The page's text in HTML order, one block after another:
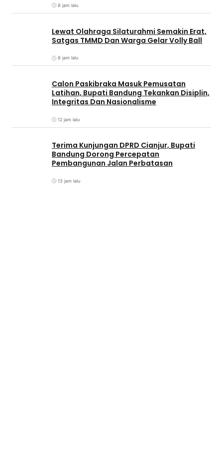
8 jam lalu
Lewat Olahraga Silaturahmi Semakin Erat,
Satgas TMMD Dan Warga Gelar Volly Ball
8 jam lalu
Calon Paskibraka Masuk Pemusatan
Latihan, Bupati Bandung Tekankan Disiplin,
Integritas Dan Nasionalisme
12 jam lalu
Terima Kunjungan DPRD Cianjur, Bupati
Bandung Dorong Percepatan
Pembangunan Jalan Perbatasan
13 jam lalu